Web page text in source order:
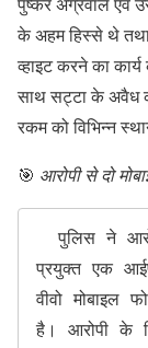
के अहम हिस्से थे
व्हाइट करने का
साथ सट्टा के अवैध
रकम को विभिन्न
🎯 आरोपी से दो
  पुलिस ने आरोपी आकाश पंसारी के कब्जे से अपराध में
प्रयुक्त एक
वीवो मोबाइल
है। आरोपी के